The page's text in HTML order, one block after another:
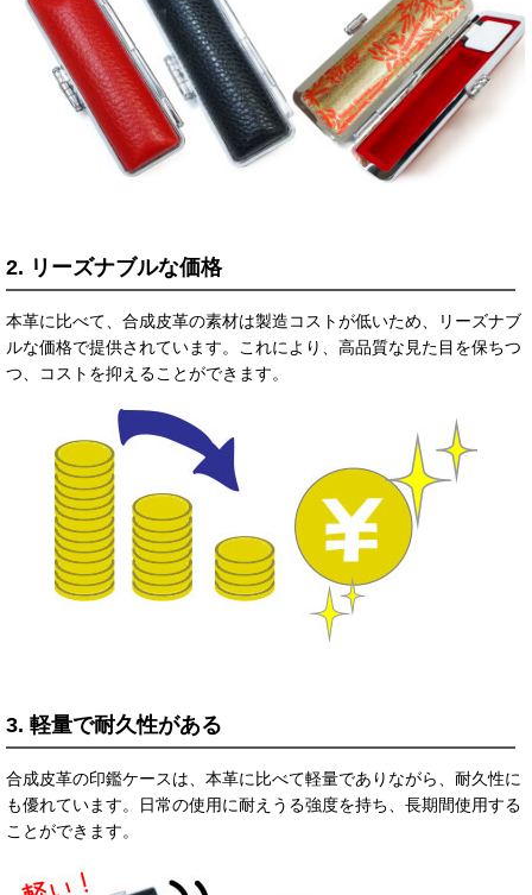
2. リーズナブルな価格
本革に比べて、合成皮革の素材は製造コストが低いため、リーズナブ
ルな価格で提供されています。これにより、高品質な見た目を保ちつ
つ、コストを抑えることができます。
3. 軽量で耐久性がある
合成皮革の印鑑ケースは、本革に比べて軽量でありながら、耐久性に
も優れています。日常の使用に耐えうる強度を持ち、長期間使用する
ことができます。